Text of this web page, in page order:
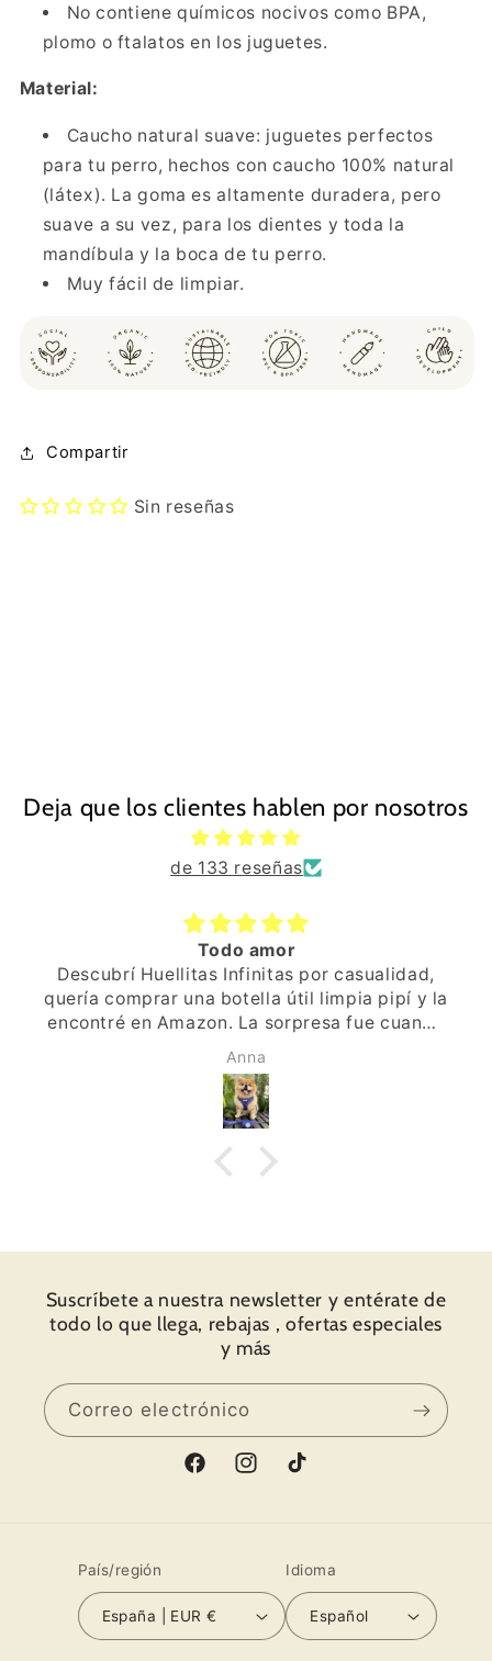
No contiene químicos nocivos como BPA,
plomo o ftalatos en los juguetes.
Material:
Caucho natural suave: juguetes perfectos
para tu perro, hechos con caucho 100% natural
(látex). La goma es altamente duradera, pero
suave a su vez, para los dientes y toda la
mandíbula y la boca de tu perro.
Muy fácil de limpiar.
Compartir
Sin reseñas
Deja que los clientes hablen por nosotros
de 133 reseñas
Todo amor
Descubrí Huellitas Infinitas por casualidad,
quería comprar una botella útil limpia pipí y la
encontré en Amazon. La sorpresa fue cuando
recibí el paquete, ya ví que era especial, el
envoltorio, la pegatina de una huellita,
pequeños detalles. Al abrir, una tarjeta y por
detrás un mensaje escrito a mano, que
ilusión, de verdad, se habían tornado la
molestia de escribir a mano y personalizarlo.
rápido. Una fiesta abrir el paquete y
descubrir todos los detalles y todo el amor
que ponen en su trabajo. Os muestro fotos.
Muchas gracias por todo y hasta pronto.
Anna
Suscríbete a nuestra newsletter y entérate de
todo lo que llega, rebajas , ofertas especiales
y más
Correo electrónico
FacebookInstagramTikTok
País/región
España | EUR €
Idioma
Español